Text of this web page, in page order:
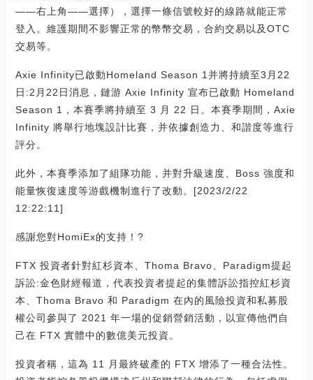
——右上角——選擇），選擇一條信號較好的線路就能正常
登入。維護期間不影響正常的幣幣交易，合約交易以及OTC
交易等。
Axie Infinity已啟動Homeland Season 1并將持續至3月22
日:2月22日消息，鏈游 Axie Infinity 宣布已啟動 Homeland
Season 1，本賽季將持續至 3 月 22 日。本賽季期間，Axie
Infinity 將舉行地塊設計比賽，并依據創造力、和諧度等進行
評分。
此外，本賽季添加了組隊功能，并對升級速度、Boss 強度和
能量恢復速度等游戲機制進行了改動。[2023/2/22
12:22:11]
感謝您對HomiEx的支持！?
FTX 投資者針對紅杉資本、Thoma Bravo、Paradigm提起
訴訟:金色財經報道，代表投資者提起的集體訴訟指控紅杉資
本、Thoma Bravo 和 Paradigm 在內的風險投資和私募股
權公司參與了 2021 年一場的促銷營銷活動，以宣傳他們自
己在 FTX 實體中的數億美元投資。
投資者稱，這為 11 月最終破產的 FTX 增添了一種合法性。